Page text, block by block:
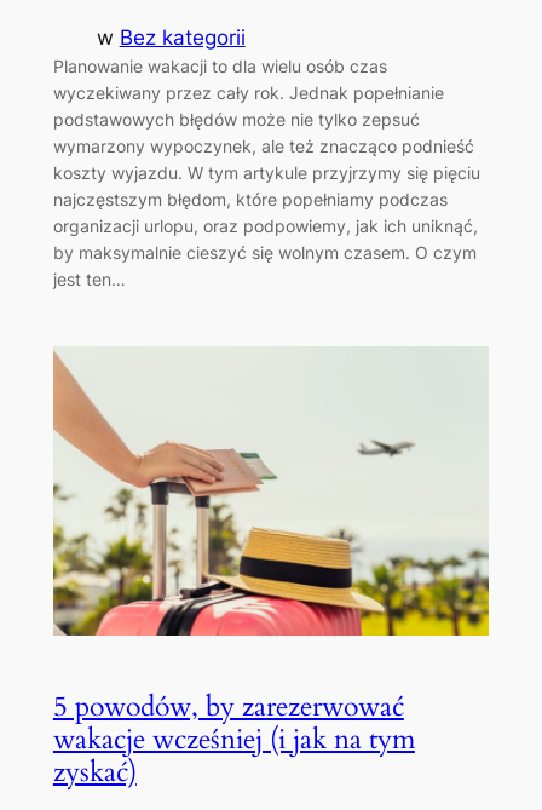
w Bez kategorii
Planowanie wakacji to dla wielu osób czas
wyczekiwany przez cały rok. Jednak popełnianie
podstawowych błędów może nie tylko zepsuć
wymarzony wypoczynek, ale też znacząco podnieść
koszty wyjazdu. W tym artykule przyjrzymy się pięciu
najczęstszym błędom, które popełniamy podczas
organizacji urlopu, oraz podpowiemy, jak ich uniknąć,
by maksymalnie cieszyć się wolnym czasem. O czym
jest ten…
5 powodów, by zarezerwować
wakacje wcześniej (i jak na tym
zyskać)